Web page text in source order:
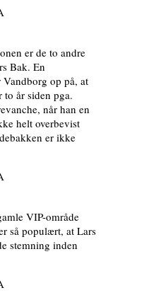
er de to andre
Bak. En
op på, at
år siden pga.
når han en
helt overbevist
er ikke
VIP-område
så populært, at Lars
stemning inden